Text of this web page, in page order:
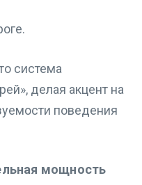
система
делая акцент на
поведения
мощность